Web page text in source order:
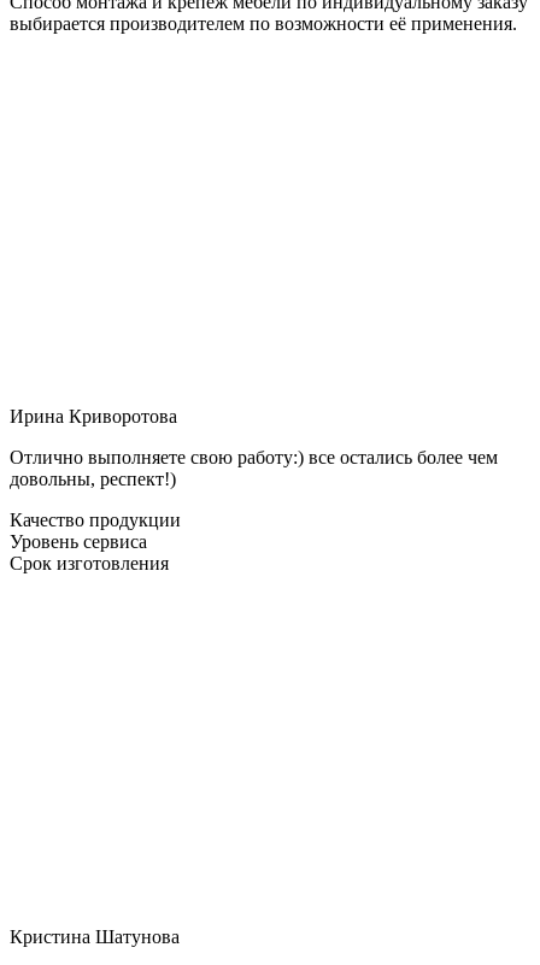
выбирается производителем по возможности её применения.
Ирина Криворотова
Отлично выполняете свою работу:) все остались более чем
довольны, респект!)
Качество продукции
Уровень сервиса
Срок изготовления
Кристина Шатунова